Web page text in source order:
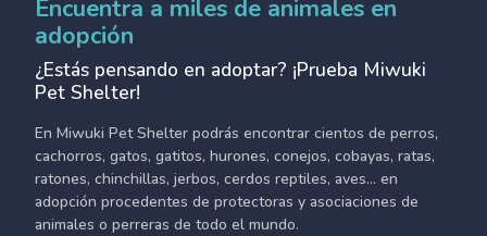
Encuentra a miles de animales en
adopción
¿Estás pensando en adoptar? ¡Prueba Miwuki
Pet Shelter!
En Miwuki Pet Shelter podrás encontrar cientos de perros,
cachorros, gatos, gatitos, hurones, conejos, cobayas, ratas,
ratones, chinchillas, jerbos, cerdos reptiles, aves... en
adopción procedentes de protectoras y asociaciones de
animales o perreras de todo el mundo.